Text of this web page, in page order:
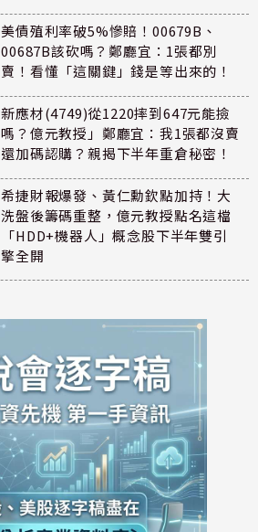
美債殖利率破5%慘賠！00679B、
00687B該砍嗎？鄭廳宜：1張都別
賣！看懂「這關鍵」錢是等出來的！
新應材(4749)從1220摔到647元能撿
嗎？億元教授」鄭廳宜：我1張都沒賣
還加碼認購？親揭下半年重倉秘密！
希捷財報爆發、黃仁勳欽點加持！大
洗盤後籌碼重整，億元教授點名這檔
「HDD+機器人」概念股下半年雙引
擎全開